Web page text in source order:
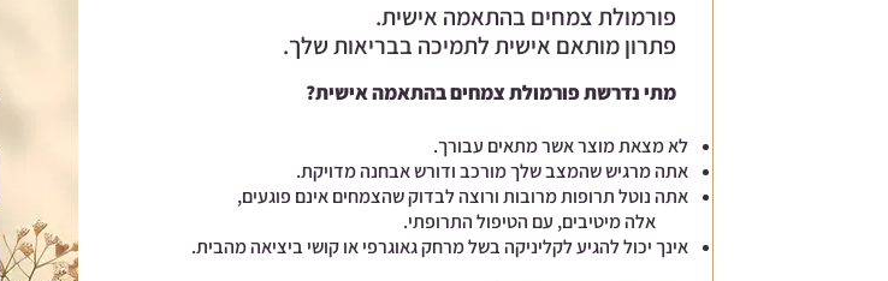
פורמולת צמחים בהתאמה אישית.
פתרון מותאם אישית לתמיכה בבריאות שלך.
מתי נדרשת פורמולת צמחים בהתאמה אישית?
לא מצאת מוצר אשר מתאים עבורך.
אתה מרגיש שהמצב שלך מורכב ודורש אבחנה מדויקת.
אתה נוטל תרופות מרובות ורוצה לבדוק שהצמחים אינם פוגעים,
אלה מיטיבים, עם הטיפול התרופתי.
אינך יכול להגיע לקליניקה בשל מרחק גאוגרפי או קושי ביציאה מהבית.